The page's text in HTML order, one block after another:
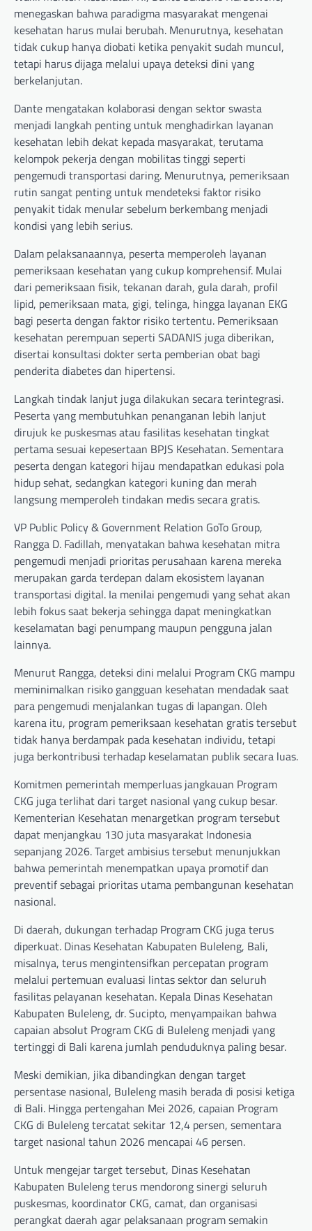
menegaskan bahwa paradigma masyarakat mengenai
kesehatan harus mulai berubah. Menurutnya, kesehatan
tidak cukup hanya diobati ketika penyakit sudah muncul,
tetapi harus dijaga melalui upaya deteksi dini yang
berkelanjutan.
Dante mengatakan kolaborasi dengan sektor swasta
menjadi langkah penting untuk menghadirkan layanan
kesehatan lebih dekat kepada masyarakat, terutama
kelompok pekerja dengan mobilitas tinggi seperti
pengemudi transportasi daring. Menurutnya, pemeriksaan
rutin sangat penting untuk mendeteksi faktor risiko
penyakit tidak menular sebelum berkembang menjadi
kondisi yang lebih serius.
Dalam pelaksanaannya, peserta memperoleh layanan
pemeriksaan kesehatan yang cukup komprehensif. Mulai
dari pemeriksaan fisik, tekanan darah, gula darah, profil
lipid, pemeriksaan mata, gigi, telinga, hingga layanan EKG
bagi peserta dengan faktor risiko tertentu. Pemeriksaan
kesehatan perempuan seperti SADANIS juga diberikan,
disertai konsultasi dokter serta pemberian obat bagi
penderita diabetes dan hipertensi.
Langkah tindak lanjut juga dilakukan secara terintegrasi.
Peserta yang membutuhkan penanganan lebih lanjut
dirujuk ke puskesmas atau fasilitas kesehatan tingkat
pertama sesuai kepesertaan BPJS Kesehatan. Sementara
peserta dengan kategori hijau mendapatkan edukasi pola
hidup sehat, sedangkan kategori kuning dan merah
langsung memperoleh tindakan medis secara gratis.
VP Public Policy & Government Relation GoTo Group,
Rangga D. Fadillah, menyatakan bahwa kesehatan mitra
pengemudi menjadi prioritas perusahaan karena mereka
merupakan garda terdepan dalam ekosistem layanan
transportasi digital. Ia menilai pengemudi yang sehat akan
lebih fokus saat bekerja sehingga dapat meningkatkan
keselamatan bagi penumpang maupun pengguna jalan
lainnya.
Menurut Rangga, deteksi dini melalui Program CKG mampu
meminimalkan risiko gangguan kesehatan mendadak saat
para pengemudi menjalankan tugas di lapangan. Oleh
karena itu, program pemeriksaan kesehatan gratis tersebut
tidak hanya berdampak pada kesehatan individu, tetapi
juga berkontribusi terhadap keselamatan publik secara luas.
Komitmen pemerintah memperluas jangkauan Program
CKG juga terlihat dari target nasional yang cukup besar.
Kementerian Kesehatan menargetkan program tersebut
dapat menjangkau 130 juta masyarakat Indonesia
sepanjang 2026. Target ambisius tersebut menunjukkan
bahwa pemerintah menempatkan upaya promotif dan
preventif sebagai prioritas utama pembangunan kesehatan
nasional.
Di daerah, dukungan terhadap Program CKG juga terus
diperkuat. Dinas Kesehatan Kabupaten Buleleng, Bali,
misalnya, terus mengintensifkan percepatan program
melalui pertemuan evaluasi lintas sektor dan seluruh
fasilitas pelayanan kesehatan. Kepala Dinas Kesehatan
Kabupaten Buleleng, dr. Sucipto, menyampaikan bahwa
capaian absolut Program CKG di Buleleng menjadi yang
tertinggi di Bali karena jumlah penduduknya paling besar.
Meski demikian, jika dibandingkan dengan target
persentase nasional, Buleleng masih berada di posisi ketiga
di Bali. Hingga pertengahan Mei 2026, capaian Program
CKG di Buleleng tercatat sekitar 12,4 persen, sementara
target nasional tahun 2026 mencapai 46 persen.
Untuk mengejar target tersebut, Dinas Kesehatan
Kabupaten Buleleng terus mendorong sinergi seluruh
puskesmas, koordinator CKG, camat, dan organisasi
perangkat daerah agar pelaksanaan program semakin